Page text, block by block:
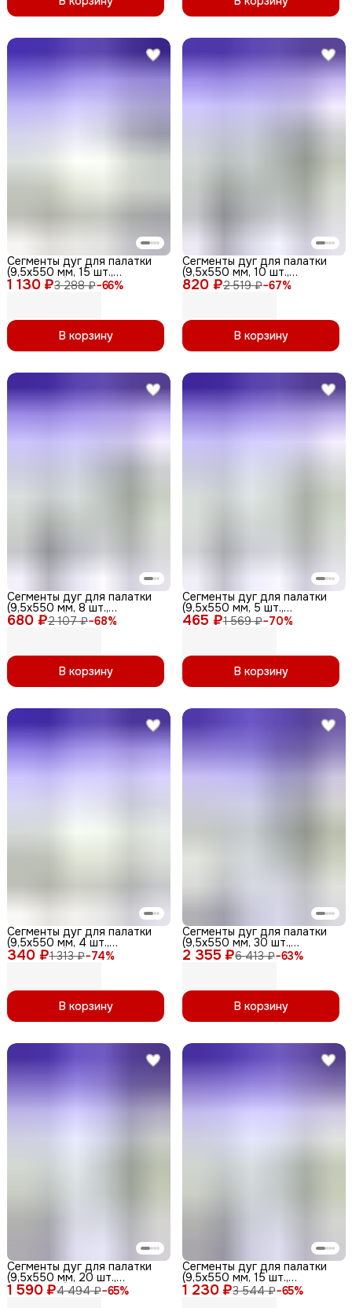
1 130 ₽3 288 ₽−66%
Сегменты дуг для палатки
(9,5х550 мм, 15 шт.,
фиберглас)
В корзину
820 ₽2 519 ₽−67%
Сегменты дуг для палатки
(9,5х550 мм, 10 шт.,
фиберглас) + эластичный
шнур (5 метров)
В корзину
680 ₽2 107 ₽−68%
Сегменты дуг для палатки
(9,5х550 мм, 8 шт.,
фиберглас) + эластичный
шнур (5 метров)
В корзину
465 ₽1 569 ₽−70%
Сегменты дуг для палатки
(9,5х550 мм, 5 шт.,
фиберглас) + эластичный
шнур (5 метров)
В корзину
340 ₽1 313 ₽−74%
Сегменты дуг для палатки
(9,5х550 мм, 4 шт.,
фиберглас)
В корзину
2 355 ₽6 413 ₽−63%
Сегменты дуг для палатки
(9,5х550 мм, 30 шт.,
фиберглас) + эластичный
шнур (15 метров)
В корзину
1 590 ₽4 494 ₽−65%
Сегменты дуг для палатки
(9,5х550 мм, 20 шт.,
фиберглас) + эластичный
шнур (10 метров)
1 230 ₽3 544 ₽−65%
Сегменты дуг для палатки
(9,5х550 мм, 15 шт.,
фиберглас) + эластичный
шнур (10 метров)